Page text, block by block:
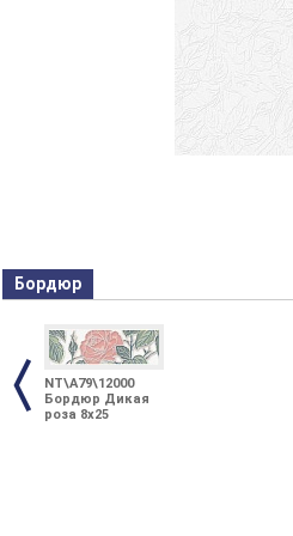
Бордюр
NT\A79\12000
Бордюр Дикая
роза 8х25